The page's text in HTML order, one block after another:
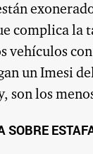
complica la
vehículos
un Imesi
son los
SOBRE